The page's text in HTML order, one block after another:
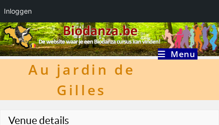
Inloggen
Ga
naar
inhoud
Menu
Au jardin de
Gilles
Venue details